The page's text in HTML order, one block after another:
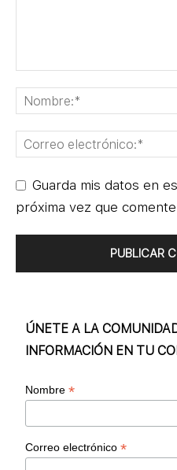
Guarda mis datos en
próxima vez que
ÚNETE A LA
INFORMACIÓN EN TU
Nombre*
Correo electrónico*